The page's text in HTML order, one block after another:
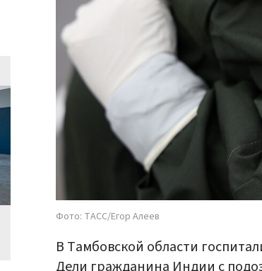
Фото: ТАСС/Егор Алеев
В Тамбовской области
Дели гражданина Индии с